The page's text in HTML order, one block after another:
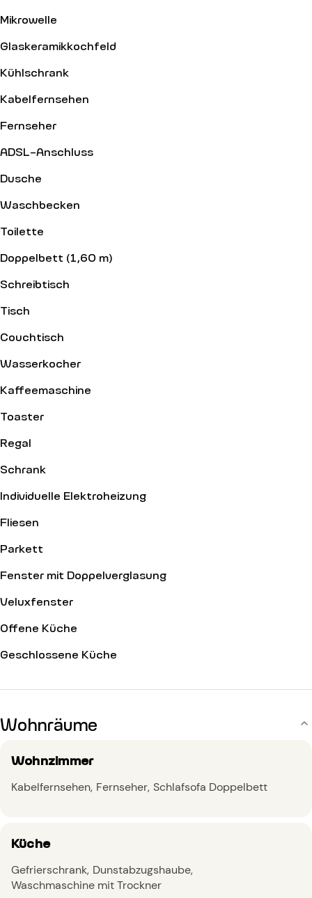
Mikrowelle
Glaskeramikkochfeld
Kühlschrank
Kabelfernsehen
Fernseher
ADSL-Anschluss
Dusche
Waschbecken
Toilette
Doppelbett (1,60 m)
Schreibtisch
Tisch
Couchtisch
Wasserkocher
Kaffeemaschine
Toaster
Regal
Schrank
Individuelle Elektroheizung
Fliesen
Parkett
Fenster mit Doppelverglasung
Veluxfenster
Offene Küche
Geschlossene Küche
Wohnräume
Wohnzimmer
Kabelfernsehen Fernseher Schlafsofa Doppelbett
Küche
Gefrierschrank Dunstabzugshaube
Waschmaschine mit Trockner